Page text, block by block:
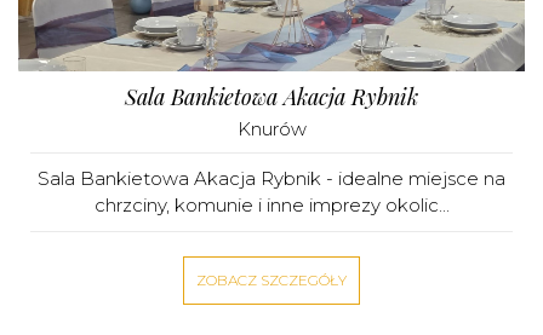
Sala Bankietowa Akacja Rybnik
Knurów
Sala Bankietowa Akacja Rybnik - idealne miejsce na
chrzciny, komunie i inne imprezy okolic...
ZOBACZ SZCZEGÓŁY